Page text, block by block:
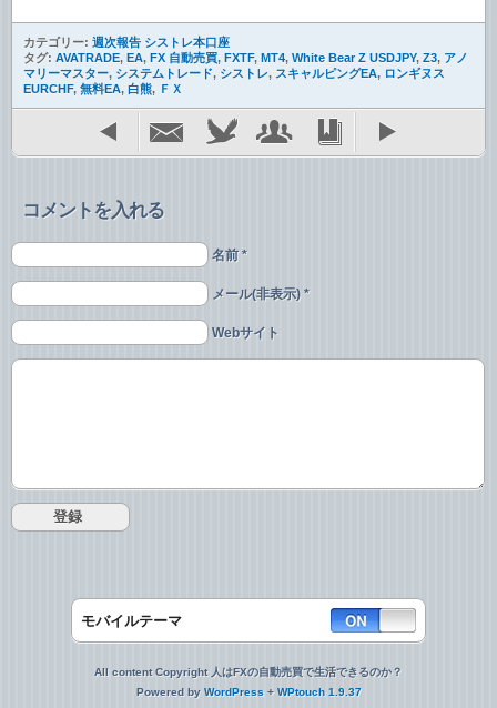
カテゴリー: 週次報告 シストレ本口座
タグ: AVATRADE, EA, FX 自動売買, FXTF, MT4, White Bear Z USDJPY, Z3, アノ
マリーマスター, システムトレード, シストレ, スキャルピングEA, ロンギヌス
EURCHF, 無料EA, 白熊, ＦＸ
コメントを入れる
名前 *
メール(非表示) *
Webサイト
モバイルテーマ
All content Copyright 人はFXの自動売買で生活できるのか？
Powered by WordPress + WPtouch 1.9.37